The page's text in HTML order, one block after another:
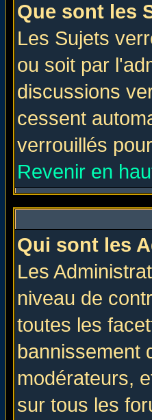
Que sont les
Les Sujets
ou soit par
discussions
cessent
verrouillés
Revenir en
Qui sont les
Les
niveau de
toutes les
bannissement
modérateurs,
sur tous les